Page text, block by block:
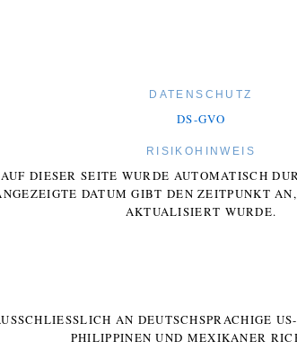
DATENSCHUTZ
DS-GVO
RISIKOHINWEIS
DIESER SEITE WURDE AUTOMATISCH
DATUM GIBT DEN ZEITPUNKT
AKTUALISIERT WURDE.
AN DEUTSCHSPRACHIGE
HILIPPINEN UND MEXIKANER